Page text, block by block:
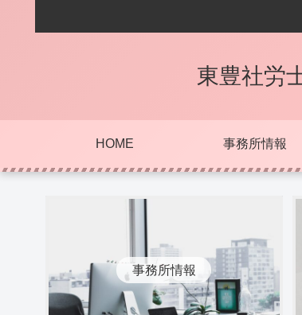
東豊社労
HOME 事務所情報
事務所情報